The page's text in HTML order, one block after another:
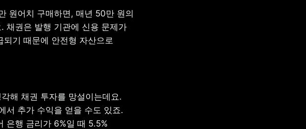
원어치 구매하면, 매년 50만 원의
채권은 발행 기관에 신용 문제가
기 때문에 안전형 자산으로
해 채권 투자를 망설이는데요.
서 추가 수익을 얻을 수도 있죠.
은행 금리가 6%일 때 5.5%